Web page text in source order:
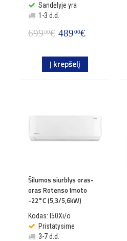
Sandėlyje yra
1-3 d.d.
69900€ 48900€
Į krepšelį
Šilumos siurblys oras-
oras Rotenso Imoto
-22°C (5,3/5,6kW)
Kodas: I50Xi/o
Pristatysime
3-7 d.d.